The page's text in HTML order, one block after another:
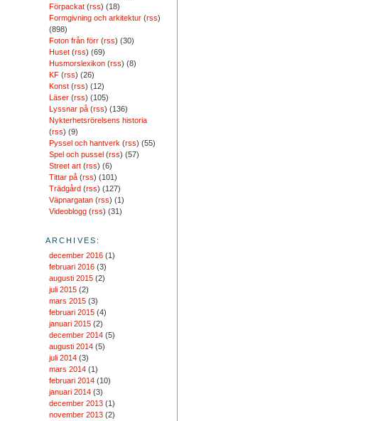
Förpackat(rss) (18)
Formgivning och arkitektur(rss)
(898)
Foton från förr(rss) (30)
Huset(rss) (69)
Husmorslexikon(rss) (8)
KF(rss) (26)
Konst(rss) (12)
Läser(rss) (105)
Lyssnar på(rss) (136)
Nykterhetsrörelsens historia
(rss) (9)
Pyssel och hantverk (rss) (55)
Spel och pussel(rss) (57)
Street art(rss) (6)
Tittar på(rss) (101)
Trädgård(rss) (127)
Väpnargatan(rss) (1)
Videoblogg(rss) (31)
ARCHIVES:
december 2016(1)
februari 2016(3)
augusti 2015(2)
juli 2015(2)
mars 2015(3)
februari 2015(4)
januari 2015(2)
december 2014(5)
augusti 2014(5)
juli 2014(3)
mars 2014(1)
februari 2014(10)
januari 2014(3)
december 2013(1)
november 2013(2)